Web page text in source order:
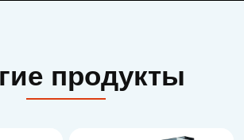
продукты